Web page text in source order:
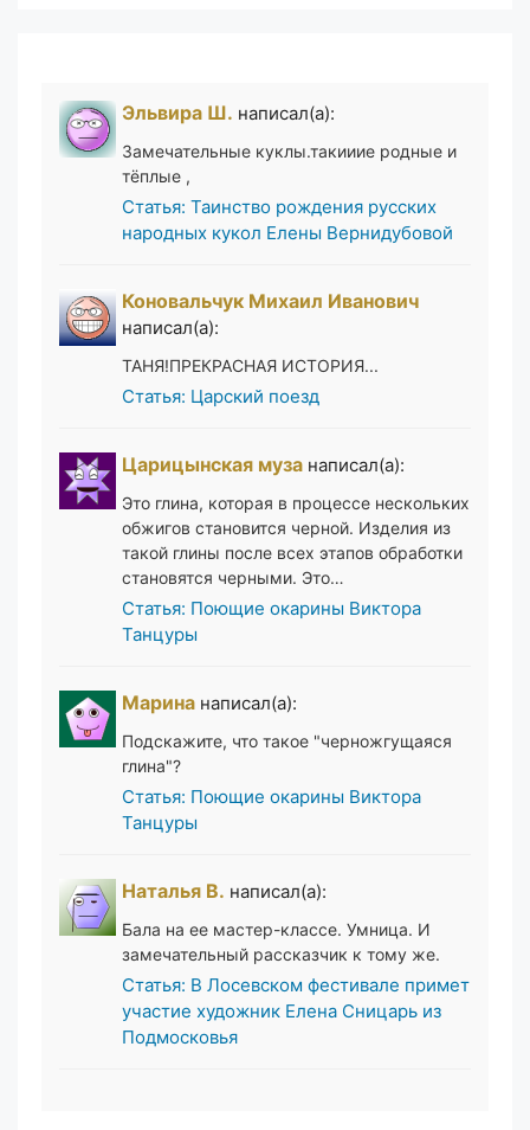
Эльвира Ш. написал(а):
Замечательные куклы.такииие родные и
тёплые ,
Статья: Таинство рождения русских
народных кукол Елены Вернидубовой
Коновальчук Михаил Иванович
написал(а):
ТАНЯ!ПРЕКРАСНАЯ ИСТОРИЯ...
Статья: Царский поезд
Царицынская муза написал(а):
Это глина, которая в процессе нескольких
обжигов становится черной. Изделия из
такой глины после всех этапов обработки
становятся черными. Это…
Статья: Поющие окарины Виктора
Танцуры
Марина написал(а):
Подскажите, что такое "черножгущаяся
глина"?
Статья: Поющие окарины Виктора
Танцуры
Наталья В. написал(а):
Бала на ее мастер-классе. Умница. И
замечательный рассказчик к тому же.
Статья: В Лосевском фестивале примет
участие художник Елена Сницарь из
Подмосковья